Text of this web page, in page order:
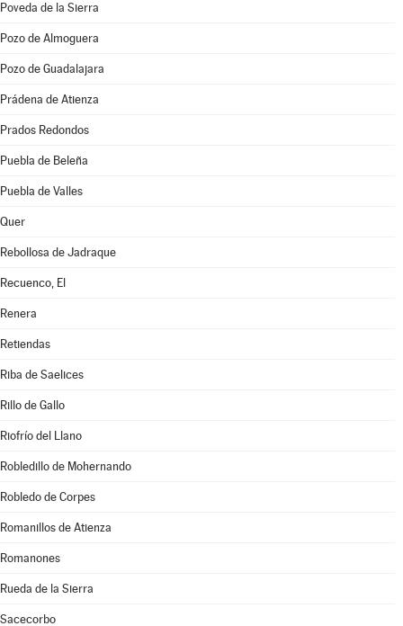
Poveda de la Sierra
Pozo de Almoguera
Pozo de Guadalajara
Prádena de Atienza
Prados Redondos
Puebla de Beleña
Puebla de Valles
Quer
Rebollosa de Jadraque
Recuenco, El
Renera
Retiendas
Riba de Saelices
Rillo de Gallo
Riofrío del Llano
Robledillo de Mohernando
Robledo de Corpes
Romanillos de Atienza
Romanones
Rueda de la Sierra
Sacecorbo